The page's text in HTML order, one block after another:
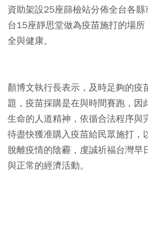
資助架設25座篩檢站分佈全台各
台15座靜思堂做為疫苗施打的場
全與健康。
顏博文執行長表示，及時足夠的疫
題，疫苗採購是在與時間賽跑，因
生命的人道精神，依循合法程序與
待盡快獲准購入疫苗給民眾施打，
脫離疫情的陰霾，虔誠祈福台灣早
與正常的經濟活動。